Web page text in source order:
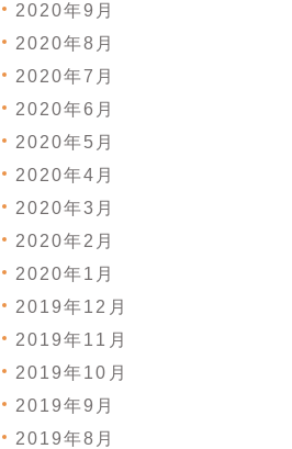
2020年9月
2020年8月
2020年7月
2020年6月
2020年5月
2020年4月
2020年3月
2020年2月
2020年1月
2019年12月
2019年11月
2019年10月
2019年9月
2019年8月